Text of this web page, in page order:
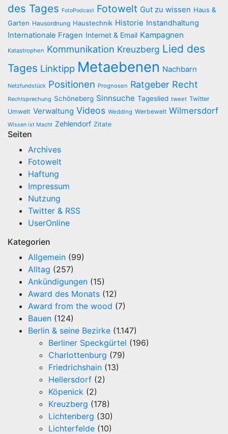
des Tages FotoPodcast Fotowelt Gut zu wissen Haus &
Garten Hausordnung Haustechnik Historie Instandhaltung
Internationale Fragen Internet & Email Kampagnen
Katastrophen Kommunikation Kreuzberg Lied des
Tages Linktipp Metaebenen Nachbarn
Netzfundstück Positionen Prognosen Ratgeber Recht
Rechtsprechung Schöneberg Sinnsuche Tageslied tweet Twitter
Umwelt Verwaltung Videos Wedding Werbewelt Wilmersdorf
Wissen ist Macht Zehlendorf Zitate
Seiten
Archives
Fotowelt
Haftung
Impressum
Nutzung
Twitter & RSS
UserOnline
Kategorien
Allgemein (99)
Alltag (257)
Ankündigungen (15)
Award des Monats (12)
Award from the wood (7)
Bauen (124)
Berlin & seine Bezirke (1.147)
Berliner Speckgürtel (196)
Charlottenburg (79)
Friedrichshain (13)
Hellersdorf (2)
Köpenick (2)
Kreuzberg (178)
Lichtenberg (30)
Lichterfelde (10)